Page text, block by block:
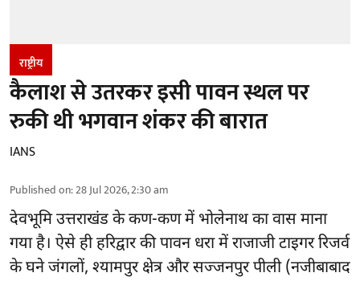
राष्ट्रीय
कैलाश से उतरकर इसी पावन स्थल पर
रुकी थी भगवान शंकर की बारात
IANS
Published on:28 Jul 2026, 2:30 am
देवभूमि उत्तराखंड के कण-कण में भोलेनाथ का वास माना
गया है। ऐसे ही हरिद्वार की पावन धरा में राजाजी टाइगर रिजर्व
के घने जंगलों, श्यामपुर क्षेत्र और सज्जनपुर पीली (नजीबाबाद